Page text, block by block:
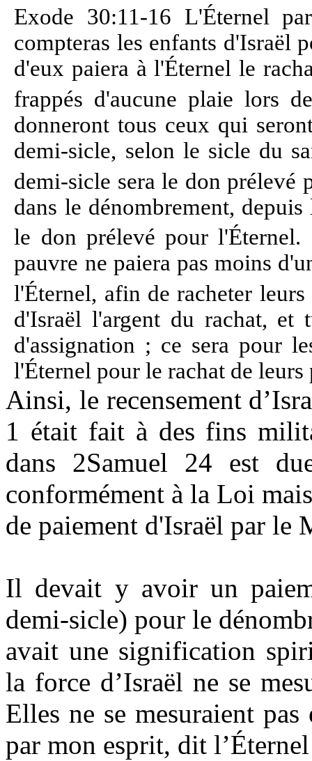
Exode 30:11-16 L'Éternel
compteras les enfants d'Israël
d'eux paiera à l'Éternel le
frappés d'aucune plaie lors
donneront tous ceux qui
demi-sicle, selon le sicle du
demi-sicle sera le don prélevé
dans le dénombrement,
le don prélevé pour l'Éternel.
pauvre ne paiera pas moins
l'Éternel, afin de racheter
d'Israël l'argent du rachat, et
d'assignation ; ce sera pour
l'Éternel pour le rachat de leurs
Ainsi, le recensement
1 était fait à des fins
dans 2Samuel 24 est
conformément à la Loi
de paiement d'Israël par le
Il devait y avoir un
demi-sicle) pour le
avait une signification
la force d’Israël ne se
Elles ne se mesuraient
par mon esprit, dit